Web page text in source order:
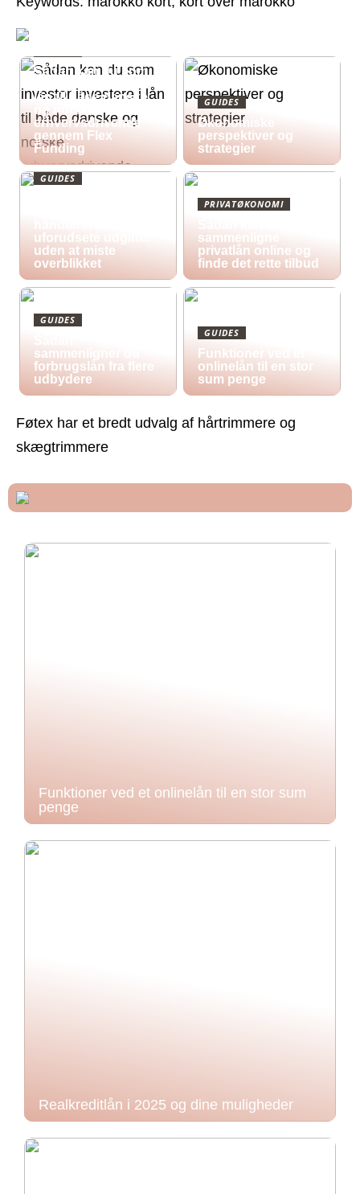
Sådan kan du som
lån til både danske
og norske
erhvervsdrivende
gennem Flex
Funding
GUIDES
Økonomiske
perspektiver og
strategier
GUIDES
uforudsete udgifter
uden at miste
overblikket
PRIVATØKONOMI
sammenligne
privatlån online og
finde det rette tilbud
GUIDES
sammenligner du
forbrugslån fra flere
udbydere
GUIDES
Funktioner ved et
onlinelån til en stor
sum penge
Føtex har et bredt udvalg af hårtrimmere og
skægtrimmere
Funktioner ved et onlinelån til en stor sum
penge
Realkreditlån i 2025 og dine muligheder